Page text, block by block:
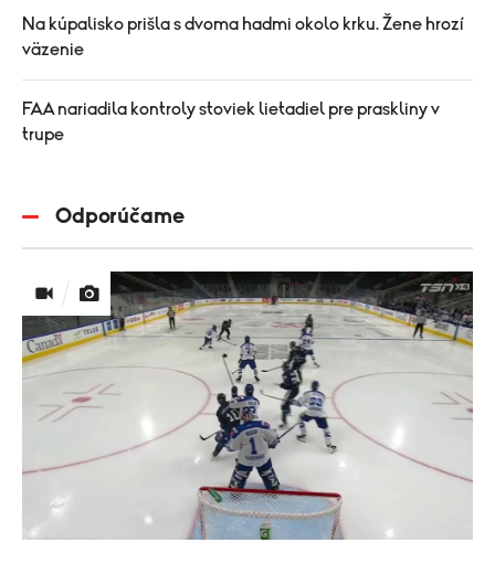
Na kúpalisko prišla s dvoma hadmi okolo krku. Žene hrozí
väzenie
FAA nariadila kontroly stoviek lietadiel pre praskliny v
trupe
Odporúčame